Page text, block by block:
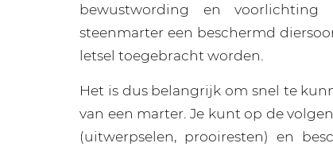
bewustwording en
steenmarter een beschermd
letsel toegebracht worden.
Het is dus belangrijk om snel te
van een marter. Je kunt op de
(uitwerpselen, prooiresten) en